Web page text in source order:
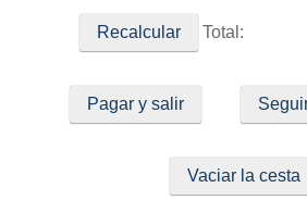
Total:
Pagar y salir
Vaciar la cesta